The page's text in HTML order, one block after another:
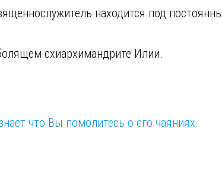
находится под
схиархимандрите Илии.
что Вы помолитесь о его чаяниях.